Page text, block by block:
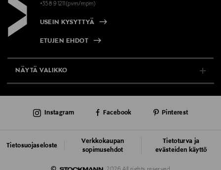
+358 9 1211(pvm/mpm)
USEIN KYSYTTYÄ
ETUJEN EHDOT
NÄYTÄ VALIKKO
AJANKOHTAISTA
Tietosuojaseloste
Verkkokaupan
sopimusehdot
Tietoturva ja
evästeiden käyttö
Instagram Facebook Pinterest